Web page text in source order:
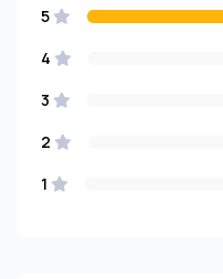
5
4
3
2
1